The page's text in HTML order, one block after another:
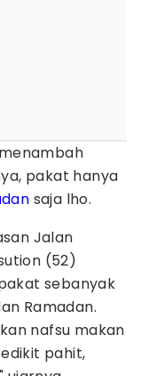
pakat hanya
saja lho.
Jalan
(52)
sebanyak
Ramadan.
nafsu makan
pahit,